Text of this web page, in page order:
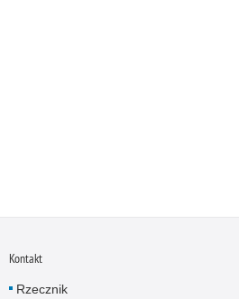
Kontakt
Rzecznik